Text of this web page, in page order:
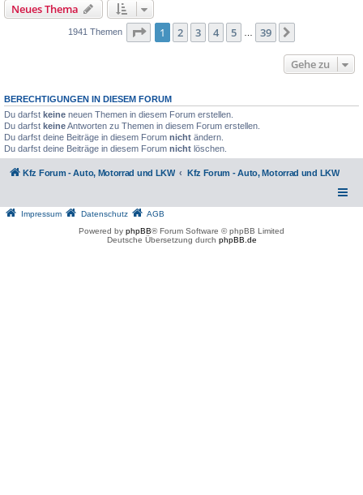
Neues Thema
1941 Themen Seite 1von 39
1 2 3 4 5 39
Gehe zu
BERECHTIGUNGEN IN DIESEM FORUM
Du darfst keine neuen Themen in diesem Forum erstellen.
Du darfst keineAntworten zu Themen in diesem Forum erstellen.
Du darfst deine Beiträge in diesem Forum nicht ändern.
Du darfst deine Beiträge in diesem Forum nicht löschen.
Kfz Forum - Auto, Motorrad und LKW Kfz Forum - Auto, Motorrad und LKW
Impressum Datenschutz
AGB
Powered by phpBB® Forum Software © phpBB Limited
Deutsche Übersetzung durch phpBB.de